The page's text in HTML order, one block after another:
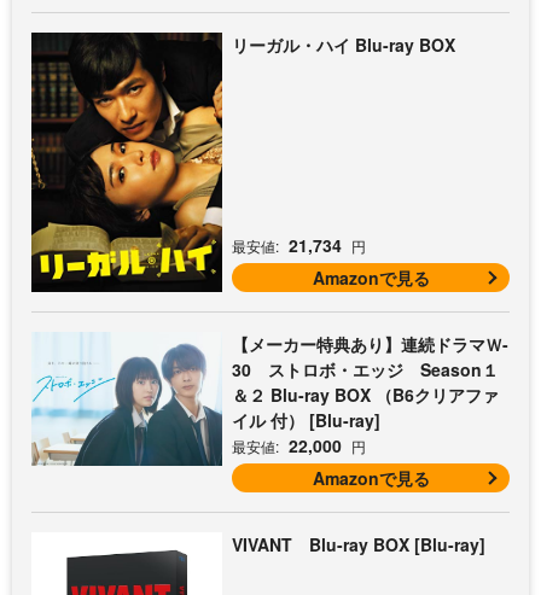
リーガル・ハイ Blu-ray BOX
最安値: 21,734 円
Amazonで見る
【メーカー特典あり】連続ドラマＷ-
30 ストロボ・エッジ Season１
＆２ Blu-ray BOX （B6クリアファ
イル 付） [Blu-ray]
最安値: 22,000 円
Amazonで見る
VIVANT Blu-ray BOX [Blu-ray]